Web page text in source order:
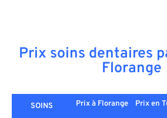
Prix soins dentaires
Florange
SOINS Prix à Florange Prix en